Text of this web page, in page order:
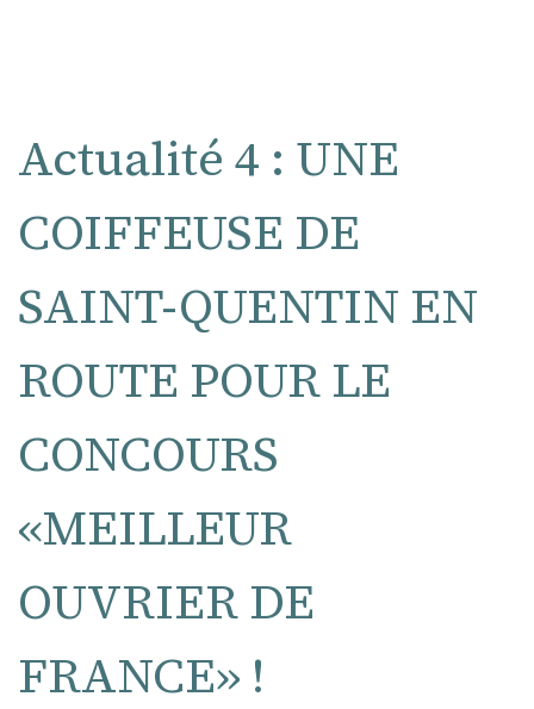
Actualité 4 : UNE
COIFFEUSE DE
SAINT-QUENTIN EN
ROUTE POUR LE
CONCOURS
«MEILLEUR
OUVRIER DE
FRANCE» !